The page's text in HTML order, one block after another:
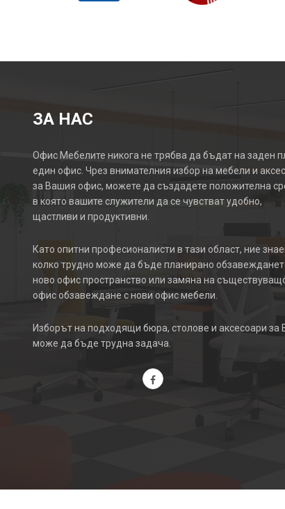
ЗА НАС
Офис Мебелите никога не трябва да бъдат на заден
един офис. Чрез внимателния избор на мебели и
за Вашия офис, можете да създадете положителна
в която вашите служители да се чувстват удобно,
щастливи и продуктивни.
Като опитни професионалисти в тази област, ние
колко трудно може да бъде планирано
ново офис пространство или замяна на
офис обзавеждане с нови офис мебели.
Изборът на подходящи бюра, столове и аксесоари за
може да бъде трудна задача.